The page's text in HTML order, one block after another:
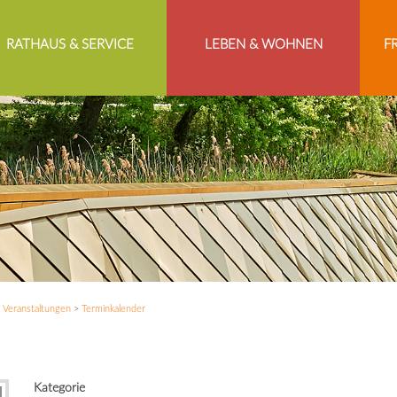
RATHAUS & SERVICE LEBEN & WOHNEN
Veranstaltungen> Terminkalender
Kategorie